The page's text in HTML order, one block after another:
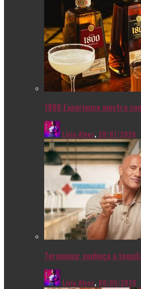
1800 Experience mostra
Livia Alves, 28/07/2026
Teremana: conheça a
Livia Alves, 08/05/2026